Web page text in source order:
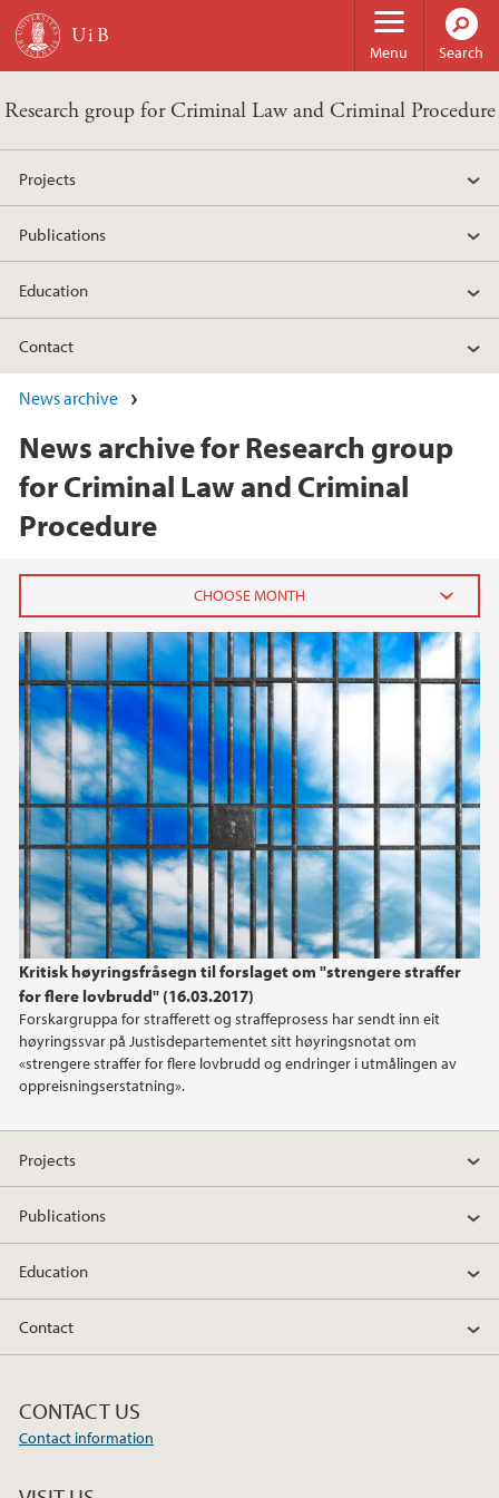
Skip to main content
Menu Search
Research group for Criminal Law and Criminal Procedure
Projects
Publications
Education
Contact
News archive
News archive for Research group
for Criminal Law and Criminal
Procedure
Kritisk høyringsfråsegn til forslaget om "strengere straffer
for flere lovbrudd" (16.03.2017)
Forskargruppa for strafferett og straffeprosess har sendt inn eit
høyringssvar på Justisdepartementet sitt høyringsnotat om
«strengere straffer for flere lovbrudd og endringer i utmålingen av
oppreisningserstatning».
2023
December (2)
November (2)
2022
2021
2020
2018
2017
2015
Projects
Publications
Education
Contact
CONTACT US
Contact information